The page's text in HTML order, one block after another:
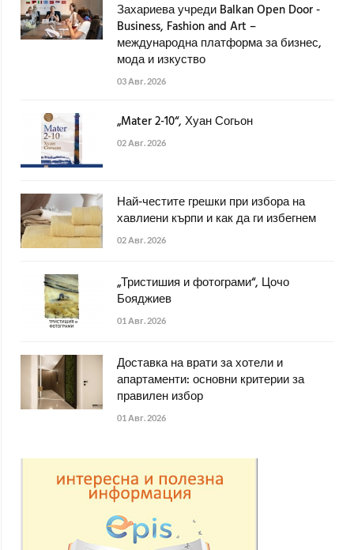
Захариева учреди Balkan Open Door -
Business, Fashion and Art –
международна платформа за бизнес,
мода и изкуство
03 Авг. 2026
„Mater 2-10“, Хуан Согьон
02 Авг. 2026
Най-честите грешки при избора на
хавлиени кърпи и как да ги избегнем
02 Авг. 2026
„Тристишия и фотограми“, Цочо
Бояджиев
01 Авг. 2026
Доставка на врати за хотели и
апартаменти: основни критерии за
правилен избор
01 Авг. 2026